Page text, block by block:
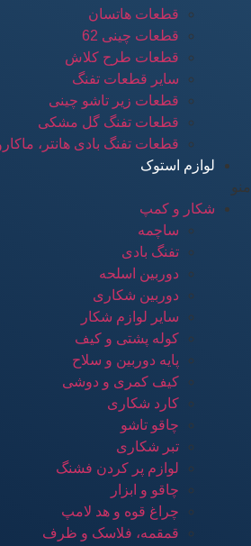
قطعات هاتسان
قطعات چینی 62
قطعات طرح کلاش
سایر قطعات تفنگ
قطعات زیر تاشو چینی
قطعات تفنگ گل مشکی
قطعات تفنگ بادی هانتر،
لوازم استوک
منو
شکار و کمپ
ساچمه
تفنگ بادی
دوربین اسلحه
دوربین شکاری
سایر لوازم شکار
کوله پشتی و کیف
پایه دوربین و سلاح
کیف کمری و دوشی
کارد شکاری
چاقو تاشو
تبر شکاری
لوازم پر کردن فشنگ
چاقو و ابزار
چراغ قوه و هد لامپ
قمقمه، فلاسک و ظرف